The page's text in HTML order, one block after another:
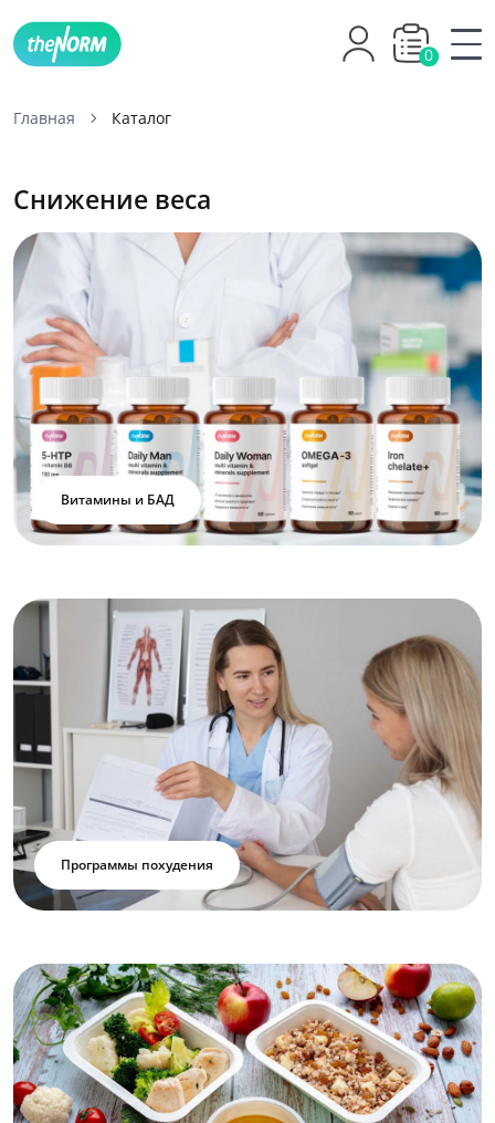
0
Главная Каталог
Снижение веса
Витамины и БАД
Программы похудения